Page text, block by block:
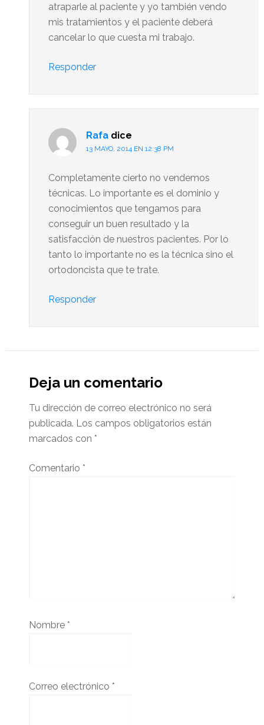
atraparle al paciente y yo también vendo
mis tratamientos y el paciente deberá
cancelar lo que cuesta mi trabajo.
Responder
Rafa dice
13 MAYO, 2014 EN 12:38 PM
Completamente cierto no vendemos
técnicas. Lo importante es el dominio y
conocimientos que tengamos para
conseguir un buen resultado y la
satisfacción de nuestros pacientes. Por lo
tanto lo importante no es la técnica sino el
ortodoncista que te trate.
Responder
Deja un comentario
Tu dirección de correo electrónico no será
publicada. Los campos obligatorios están
marcados con *
Comentario *
Nombre *
Correo electrónico *